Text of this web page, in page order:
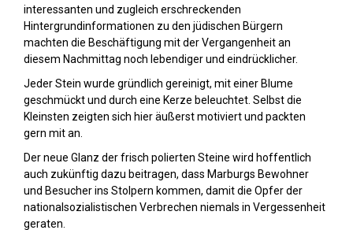
interessanten und zugleich erschreckenden
Hintergrundinformationen zu den jüdischen Bürgern
machten die Beschäftigung mit der Vergangenheit an
diesem Nachmittag noch lebendiger und eindrücklicher.
Jeder Stein wurde gründlich gereinigt, mit einer Blume
geschmückt und durch eine Kerze beleuchtet. Selbst die
Kleinsten zeigten sich hier äußerst motiviert und packten
gern mit an.
Der neue Glanz der frisch polierten Steine wird hoffentlich
auch zukünftig dazu beitragen, dass Marburgs Bewohner
und Besucher ins Stolpern kommen, damit die Opfer der
nationalsozialistischen Verbrechen niemals in Vergessenheit
geraten.